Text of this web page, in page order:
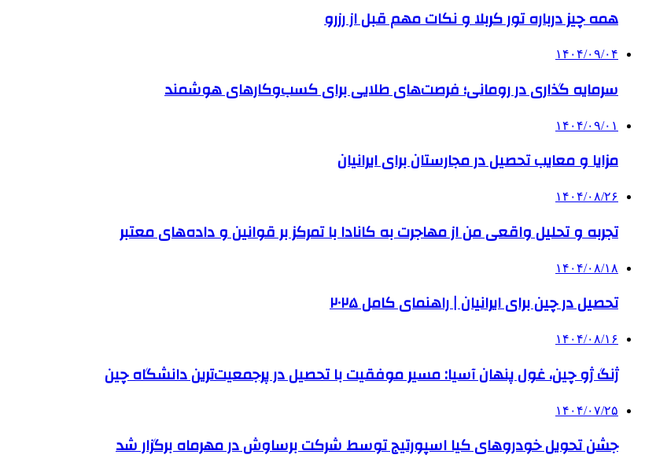
همه چیز درباره تور کربلا و نکات مهم قبل از رزرو
۱۴۰۴/۰۹/۰۴
سرمایه گذاری در رومانی؛ فرصت‌های طلایی برای کسب‌وکارهای هوشمند
۱۴۰۴/۰۹/۰۱
مزایا و معایب تحصیل در مجارستان برای ایرانیان
۱۴۰۴/۰۸/۲۶
تجربه و تحلیل واقعی من از مهاجرت به کانادا با تمرکز بر قوانین و داده‌های معتبر
۱۴۰۴/۰۸/۱۸
تحصیل در چین برای ایرانیان | راهنمای کامل ۲۰۲۵
۱۴۰۴/۰۸/۱۶
ژنگ ژو چین، غول پنهان آسیا: مسیر موفقیت با تحصیل در پرجمعیت‌ترین دانشگاه چین
۱۴۰۴/۰۷/۲۵
جشن تحویل خودروهای کیا اسپورتیج توسط شرکت برساوش در مهرماه برگزار شد